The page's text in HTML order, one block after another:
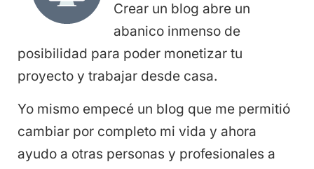
Crear un blog abre un
abanico inmenso de
posibilidad para poder monetizar tu
proyecto y trabajar desde casa.
Yo mismo empecé un blog que me permitió
cambiar por completo mi vida y ahora
ayudo a otras personas y profesionales a